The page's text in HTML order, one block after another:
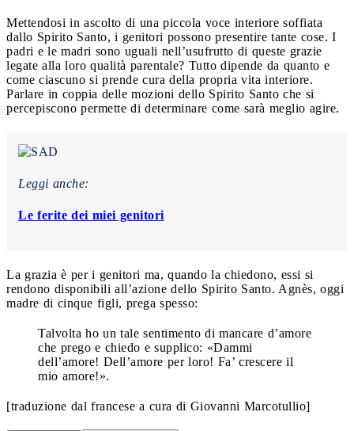
Mettendosi in ascolto di una piccola voce interiore soffiata
dallo Spirito Santo, i genitori possono presentire tante cose. I
padri e le madri sono uguali nell’usufrutto di queste grazie
legate alla loro qualità parentale? Tutto dipende da quanto e
come ciascuno si prende cura della propria vita interiore.
Parlare in coppia delle mozioni dello Spirito Santo che si
percepiscono permette di determinare come sarà meglio agire.
Leggi anche:
Le ferite dei miei genitori
La grazia è per i genitori ma, quando la chiedono, essi si
rendono disponibili all’azione dello Spirito Santo. Agnès, oggi
madre di cinque figli, prega spesso:
Talvolta ho un tale sentimento di mancare d’amore
che prego e chiedo e supplico: «Dammi
dell’amore! Dell’amore per loro! Fa’ crescere il
mio amore!».
[traduzione dal francese a cura di Giovanni Marcotullio]